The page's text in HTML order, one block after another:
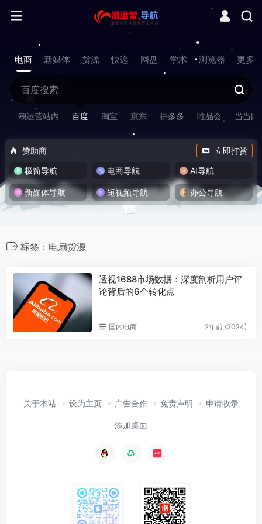
电商 新媒体 货源 快递 网盘 学术 浏览器 更多
潮运营站内 百度 淘宝 京东 拼多多 唯品会 当当网
赞助商
立即打赏
极简导航
电商导航 AI导航
新媒体导航 短视频导航 办公导航
标签：电扇货源
透视1688市场数据：深度剖析用户评
论背后的6个转化点
国内电商 2年前 (2024)
关于本站 设为主页 广告合作 免责声明 申请收录
添加桌面